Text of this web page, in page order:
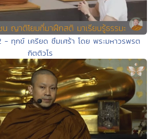
- ทุกข์ เครียด ซึมเศร้า โดย พระมหาวรพรต
กิตติวโร